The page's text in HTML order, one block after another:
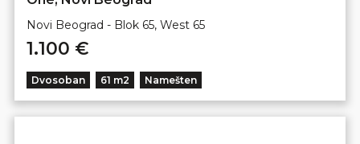
Novi Beograd - Blok 65, West 65
1.100 €
Dvosoban 61 m2 Namešten